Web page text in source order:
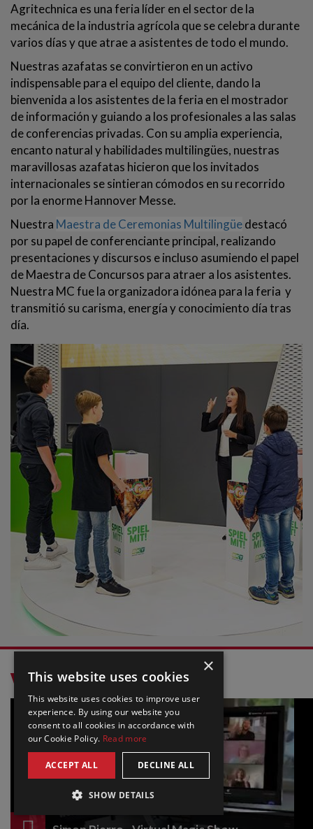
Agritechnica es una feria líder en el sector de la
mecánica de la industria agrícola que se celebra durante
varios días y que atrae a asistentes de todo el mundo.
Nuestras azafatas se convirtieron en un activo
indispensable para el equipo del cliente, dando la
bienvenida a los asistentes de la feria en el mostrador
de información y guiando a los profesionales a las salas
de conferencias privadas. Con su amplia experiencia,
encanto natural y habilidades multilingües, nuestras
maravillosas azafatas hicieron que los invitados
internacionales se sintieran cómodos en su recorrido
por la enorme Hannover Messe.
Nuestra Maestra de Ceremonias Multilingüedestacó
por su papel de conferenciante principal, realizando
presentaciones y discursos e incluso asumiendo el papel
de Maestra de Concursos para atraer a los asistentes.
Nuestra MC fue la organizadora idónea para la feria y
transmitió su carisma, energía y conocimiento día tras
día.
VIDEOS POPULARES
×
This website uses cookies
This website uses cookies to improve user
experience. By using our website you
consent to all cookies in accordance with
our Cookie Policy. Read more
ACCEPT ALL DECLINE ALL
SHOW DETAILS